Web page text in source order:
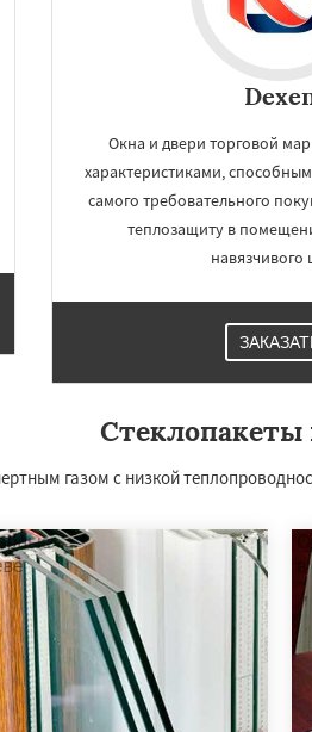
по
×
Богородское
Быково Вербилки
Ильинский
Красково
Лопатино
Менделеевск
Нахабино
Октябрьский
Родники
Софрино
Уваровка Удельная
Окна и двери торговой
характеристиками,
самого требовательного
теплозащиту в
навязчивого
Стеклопакеты
газом с низкой